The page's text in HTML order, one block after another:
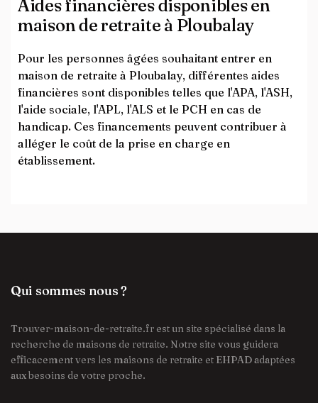
Aides financières disponibles en
maison de retraite à Ploubalay
Pour les personnes âgées souhaitant entrer en
maison de retraite à Ploubalay, différentes aides
financières sont disponibles telles que l'APA, l'ASH,
l'aide sociale, l'APL, l'ALS et le PCH en cas de
handicap. Ces financements peuvent contribuer à
alléger le coût de la prise en charge en
établissement.
Qui sommes nous ?
Trouver-maison-de-retraite.fr est un site spécialisé dans la
recherche de maisons de retraite. Notre site vous guidera
efficacement vers les maisons de retraite et EHPAD adaptées
aux besoins de votre proche.